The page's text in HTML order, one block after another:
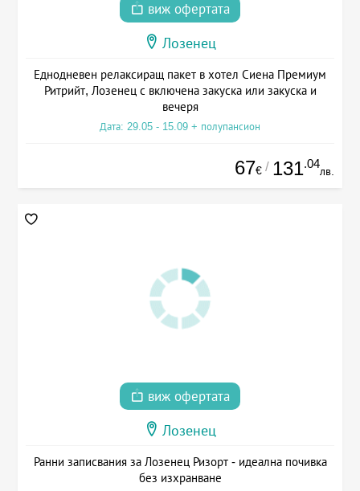
виж офертата
Лозенец
Еднодневен релаксиращ пакет в хотел Сиена Премиум
Ритрийт, Лозенец с включена закуска или закуска и
вечеря
Дата: 29.05 - 15.09 + полупансион
67€ / 131.04
лв.
виж офертата
Лозенец
Ранни записвания за Лозенец Ризорт - идеална почивка
без изхранване